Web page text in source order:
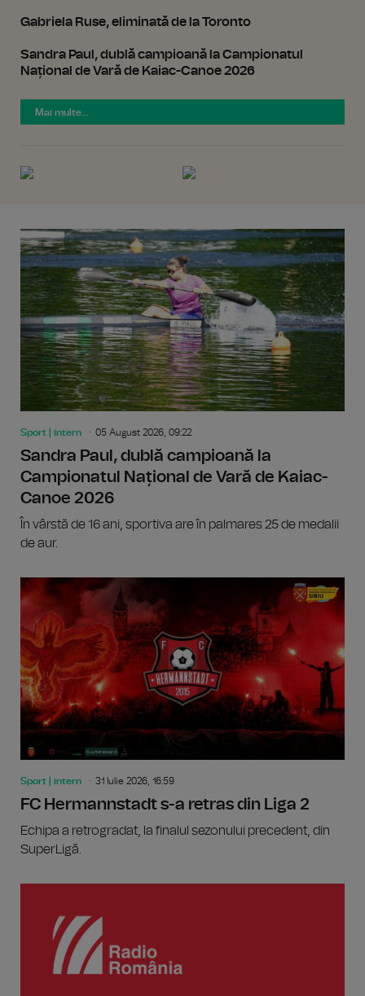
Gabriela Ruse, eliminată de la Toronto
Sandra Paul, dublă campioană la Campionatul
Național de Vară de Kaiac-Canoe 2026
Mai multe...
Sport | intern 05 August 2026, 09:22
Sandra Paul, dublă campioană la
Campionatul Național de Vară de Kaiac-
Canoe 2026
În vârstă de 16 ani, sportiva are în palmares 25 de medalii
de aur.
Sport | intern 31 Iulie 2026, 16:59
FC Hermannstadt s-a retras din Liga 2
Echipa a retrogradat, la finalul sezonului precedent, din
SuperLigă.